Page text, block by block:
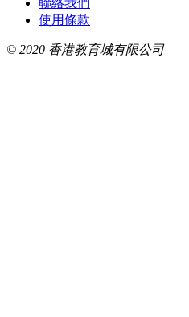
聯絡我們
使用條款
© 2020 香港教育城有限公司